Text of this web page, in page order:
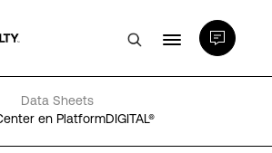
Data Sheets
en PlatformDIGITAL®